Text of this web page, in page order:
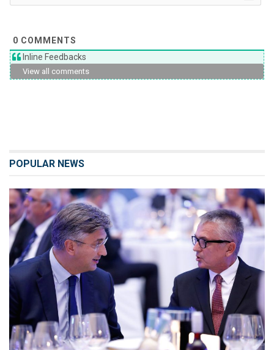
0 COMMENTS
Inline Feedbacks
View all comments
POPULAR NEWS